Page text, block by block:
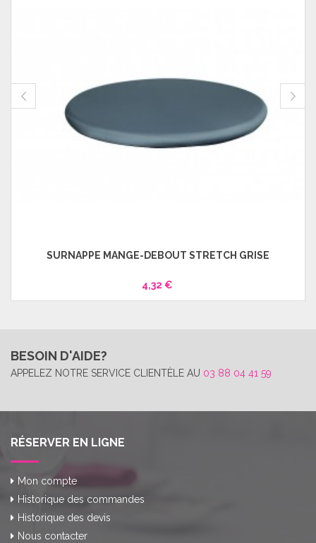
SURNAPPE MANGE-DEBOUT STRETCH GRISE
4,32 €
BESOIN D'AIDE?
APPELEZ NOTRE SERVICE CLIENTÈLE AU 03 88 04 41 59
RÉSERVER EN LIGNE
Mon compte
Historique des commandes
Historique des devis
Nous contacter